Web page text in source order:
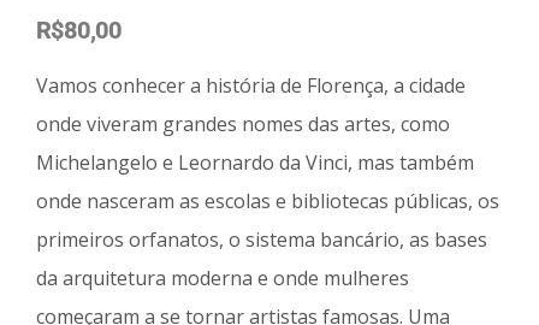
R$80,00
Vamos conhecer a história de Florença, a cidade
onde viveram grandes nomes das artes, como
Michelangelo e Leornardo da Vinci, mas também
onde nasceram as escolas e bibliotecas públicas, os
primeiros orfanatos, o sistema bancário, as bases
da arquitetura moderna e onde mulheres
começaram a se tornar artistas famosas. Uma